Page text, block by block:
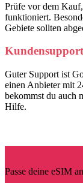
Prüfe vor dem
funktioniert.
Gebiete sollten
Kundensupport
Guter Support ist
einen Anbieter mit
bekommst du auch
Hilfe.
Passe deine eSIM